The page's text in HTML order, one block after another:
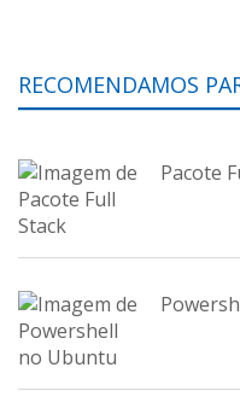
RECOMENDAMOS
Pacote